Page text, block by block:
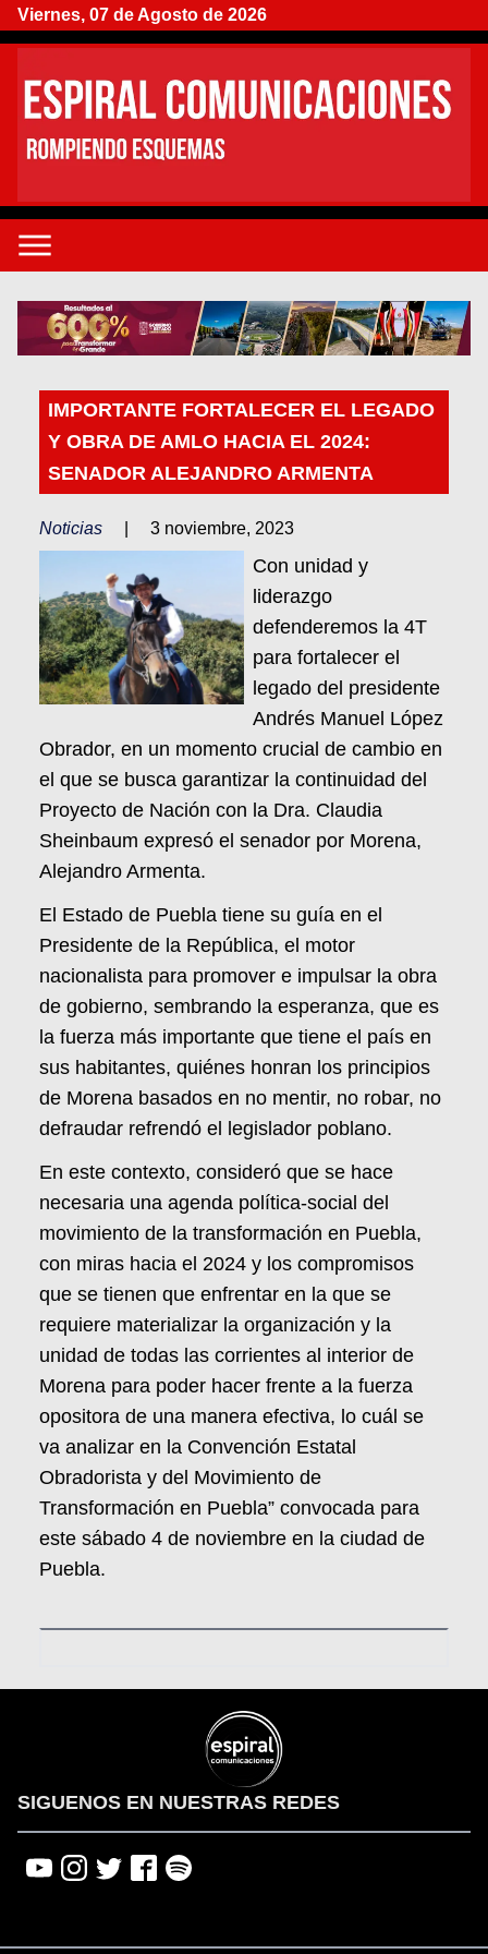
Viernes, 07 de Agosto de 2026
IMPORTANTE FORTALECER EL LEGADO
Y OBRA DE AMLO HACIA EL 2024:
SENADOR ALEJANDRO ARMENTA
Noticias 3 noviembre, 2023
Con unidad y
liderazgo
defenderemos la 4T
para fortalecer el
legado del presidente
Andrés Manuel López
Obrador, en un momento crucial de cambio en
el que se busca garantizar la continuidad del
Proyecto de Nación con la Dra. Claudia
Sheinbaum expresó el senador por Morena,
Alejandro Armenta.
El Estado de Puebla tiene su guía en el
Presidente de la República, el motor
nacionalista para promover e impulsar la obra
de gobierno, sembrando la esperanza, que es
la fuerza más importante que tiene el país en
sus habitantes, quiénes honran los principios
de Morena basados en no mentir, no robar, no
defraudar refrendó el legislador poblano.
En este contexto, consideró que se hace
necesaria una agenda política-social del
movimiento de la transformación en Puebla,
con miras hacia el 2024 y los compromisos
que se tienen que enfrentar en la que se
requiere materializar la organización y la
unidad de todas las corrientes al interior de
Morena para poder hacer frente a la fuerza
opositora de una manera efectiva, lo cuál se
va analizar en la Convención Estatal
Obradorista y del Movimiento de
Transformación en Puebla” convocada para
este sábado 4 de noviembre en la ciudad de
Puebla.
SIGUENOS EN NUESTRAS REDES